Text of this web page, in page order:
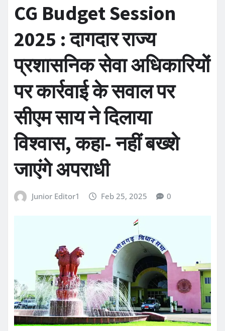
CG Budget Session
2025 : दागदार राज्य
प्रशासनिक सेवा अधिकारियों
पर कार्रवाई के सवाल पर
सीएम साय ने दिलाया
विश्वास, कहा- नहीं बख्शे
जाएंगे अपराधी
Junior Editor1 Feb 25, 2025 0